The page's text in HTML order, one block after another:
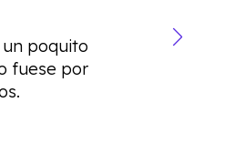
un poquito
fuese por